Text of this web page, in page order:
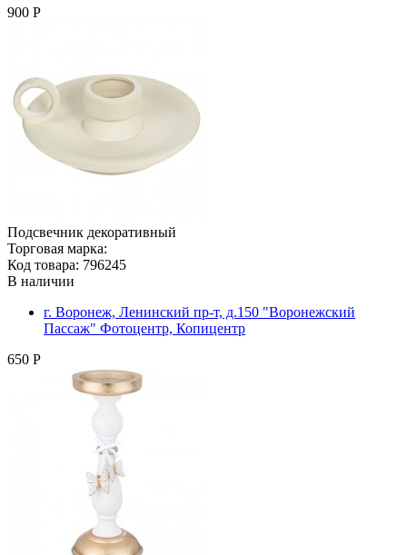
900 Р
Подсвечник декоративный
Торговая марка:
Код товара: 796245
В наличии
г. Воронеж, Ленинский пр-т, д.150 "Воронежский
Пассаж" Фотоцентр, Копицентр
650 Р